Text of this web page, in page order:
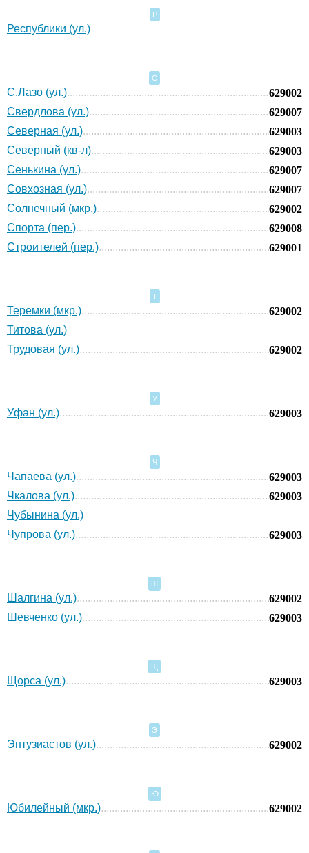
Р
Республики (ул.)
С
С.Лазо (ул.)
629002
Свердлова (ул.)
629007
Северная (ул.)
629003
Северный (кв-л)
629003
Сенькина (ул.)
629007
Совхозная (ул.)
629007
Солнечный (мкр.)
629002
Спорта (пер.)
629008
Строителей (пер.)
629001
Т
Теремки (мкр.)
629002
Титова (ул.)
Трудовая (ул.)
629002
У
Уфан (ул.) 629003
Ч
Чапаева (ул.)
629003
Чкалова (ул.)
629003
Чубынина (ул.)
Чупрова (ул.)
629003
Шалгина (ул.)
629002
Шевченко (ул.)
629003
Щорса (ул.) 629003
Э
Энтузиастов (ул.) 629002
Ю
Юбилейный (мкр.) 629002